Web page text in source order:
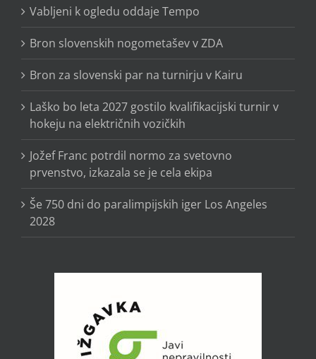
Vabljeni k ogledu oddaje Tempo
Bron slovenskih nogometašev v ZDA
Bron za slovenski par na turnirju v Kairu
Laško bo leta 2027 gostilo kvalifikacijski turnir v
hokeju na električnih vozičkih
Jožef Franc potrdil normo za svetovno
prvenstvo, izkazala se je cela ekipa
Še 750 dni do paralimpijskih iger Los Angeles
2028